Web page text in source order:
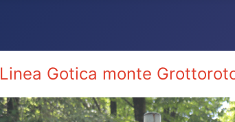
Linea Gotica monte